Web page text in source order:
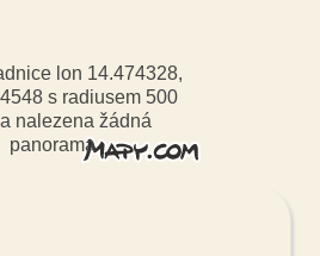
lon 14.474328,
s radiusem 500
nalezena žádná
panorama